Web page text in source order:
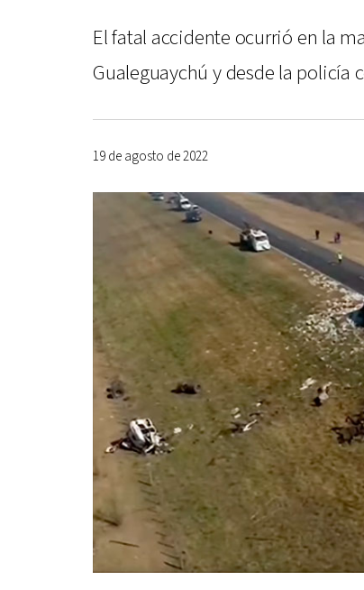
El fatal accidente ocurrió en la
Gualeguaychú y desde la policía
19 de agosto de 2022